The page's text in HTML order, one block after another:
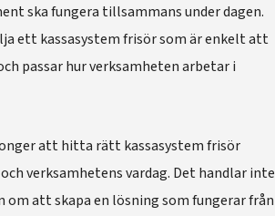
ska fungera tillsammans under dagen.
ett kassasystem frisör som är enkelt att
passar hur verksamheten arbetar i
att hitta rätt kassasystem frisör
verksamhetens vardag. Det handlar inte
att skapa en lösning som fungerar från